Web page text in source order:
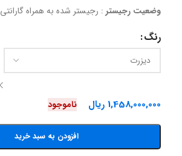
وضعیت رجیستر : رجیستر شده به همراه گارانتی
رنگ
1,458,000,000 ریال ناموجود
افزودن به سبد خرید